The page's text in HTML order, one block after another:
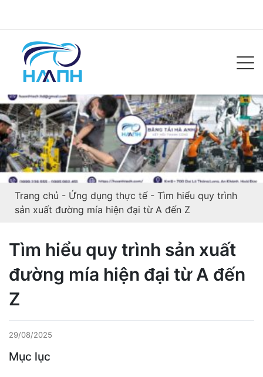
Trang chủ - Ứng dụng thực tế- Tìm hiểu quy trình
sản xuất đường mía hiện đại từ A đến Z
Tìm hiểu quy trình sản xuất
đường mía hiện đại từ A đến
Z
29/08/2025
Mục lục